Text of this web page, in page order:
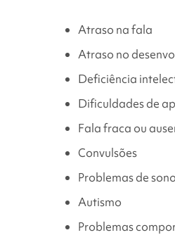
Atraso na fala
Atraso no
Deficiência
Dificuldades de
Fala fraca ou
Convulsões
Problemas de sono
Autismo
Problemas